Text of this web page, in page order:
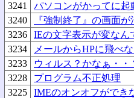
3241
パソコンがかってに起
3240
『強制終了』の画面が
3236
IEの文字表示が変なん
3234
メールからHPに飛べ
3233
ウィルス？かなぁ・・
3228
プログラム不正処理
3225
IMEのオンオフができ